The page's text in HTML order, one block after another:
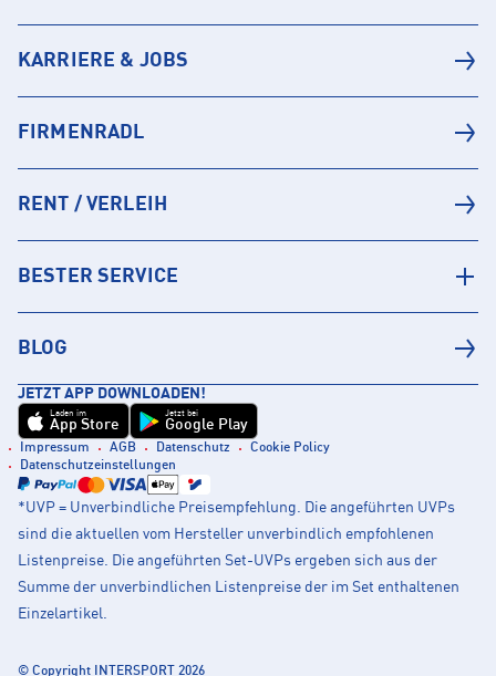
KARRIERE & JOBS
FIRMENRADL
RENT / VERLEIH
BESTER SERVICE
BLOG
JETZT APP DOWNLOADEN!
Laden im
App Store
Jetzt bei
Google Play
Impressum AGB Datenschutz
Cookie Policy
Datenschutzeinstellungen
*UVP = Unverbindliche Preisempfehlung. Die angeführten UVPs
sind die aktuellen vom Hersteller unverbindlich empfohlenen
Listenpreise. Die angeführten Set-UVPs ergeben sich aus der
Summe der unverbindlichen Listenpreise der im Set enthaltenen
Einzelartikel.
© Copyright INTERSPORT 2026